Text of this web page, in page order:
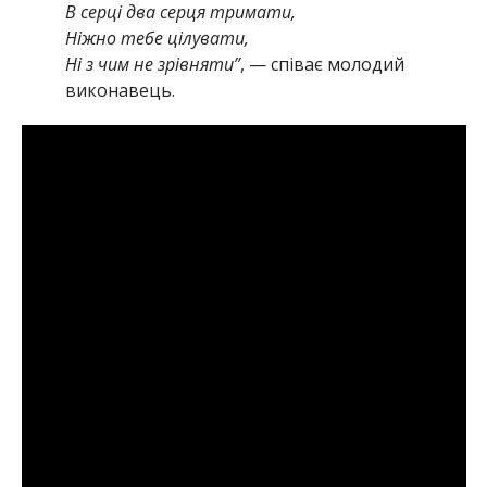
В серці два серця тримати,
Ніжно тебе цілувати,
Ні з чим не зрівняти”, — співає молодий
виконавець.